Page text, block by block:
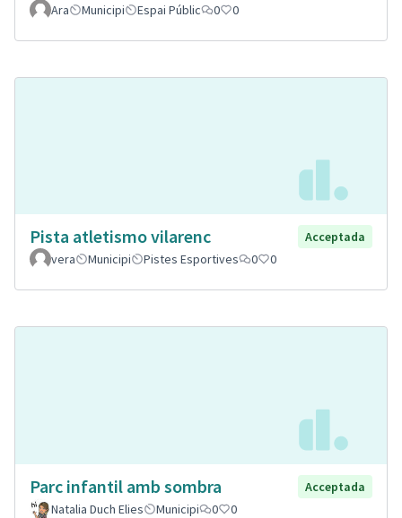
Ara Municipi Espai Públic 0 0
Pista atletismo vilarenc
Acceptada
vera
Municipi Pistes Esportives 0 0
Parc infantil amb sombra
Acceptada
Natalia Duch Elies
Municipi 0 0